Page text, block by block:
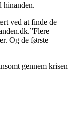
hinanden.
ved at finde de
Og de første
gennem krisen